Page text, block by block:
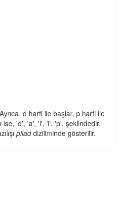
d harfi ile başlar, p harfi ile
ise, 'd', 'a', 'l', 'i', 'p', şeklindedir.
piladdiziliminde gösterilir.